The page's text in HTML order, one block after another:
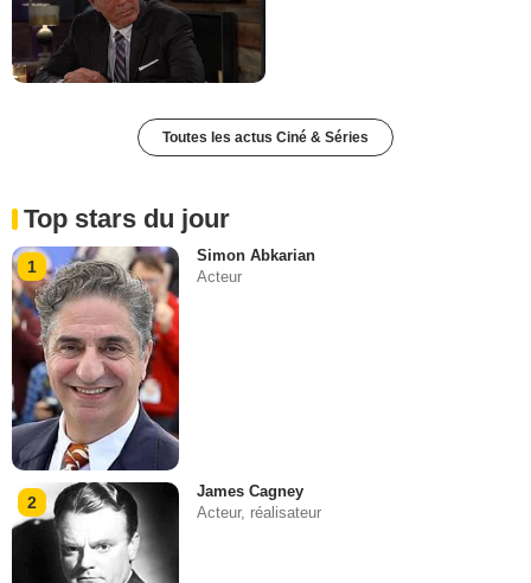
Toutes les actus Ciné & Séries
Top stars du jour
1
Simon Abkarian
Acteur
2
James Cagney
Acteur, réalisateur